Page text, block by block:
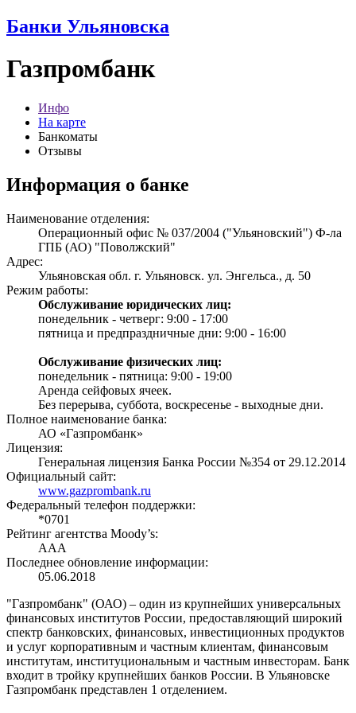
Банки Ульяновска
Газпромбанк
Инфо
На карте
Банкоматы
Отзывы
Информация о банке
Наименование отделения:
Операционный офис № 037/2004 ("Ульяновский") Ф-ла
ГПБ (АО) "Поволжский"
Адрес:
Ульяновская обл. г. Ульяновск. ул. Энгельса., д. 50
Режим работы:
Обслуживание юридических лиц:
понедельник - четверг: 9:00 - 17:00
пятница и предпраздничные дни: 9:00 - 16:00
Обслуживание физических лиц:
понедельник - пятница: 9:00 - 19:00
Аренда сейфовых ячеек.
Без перерыва, суббота, воскресенье - выходные дни.
Полное наименование банка:
АО «Газпромбанк»
Лицензия:
Генеральная лицензия Банка России №354 от 29.12.2014
Официальный сайт:
www.gazprombank.ru
Федеральный телефон поддержки:
*0701
Рейтинг агентства Moody’s:
AAA
Последнее обновление информации:
05.06.2018
"Газпромбанк" (ОАО) – один из крупнейших универсальных
финансовых институтов России, предоставляющий широкий
спектр банковских, финансовых, инвестиционных продуктов
и услуг корпоративным и частным клиентам, финансовым
институтам, институциональным и частным инвесторам. Банк
входит в тройку крупнейших банков России. В Ульяновске
Газпромбанк представлен 1 отделением.